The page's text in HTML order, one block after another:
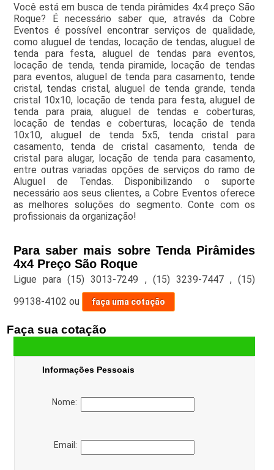
Você está em busca de tenda pirâmides 4x4 preço São
Roque? É necessário saber que, através da Cobre
Eventos é possível encontrar serviços de qualidade,
como aluguel de tendas, locação de tendas, aluguel de
tenda para festa, aluguel de tendas para eventos,
locação de tenda, tenda piramide, locação de tendas
para eventos, aluguel de tenda para casamento, tende
cristal, tendas cristal, aluguel de tenda grande, tenda
cristal 10x10, locação de tenda para festa, aluguel de
tenda para praia, aluguel de tendas e coberturas,
locação de tendas e coberturas, locação de tenda
10x10, aluguel de tenda 5x5, tenda cristal para
casamento, tenda de cristal casamento, tenda de
cristal para alugar, locação de tenda para casamento,
entre outras variadas opções de serviços do ramo de
Aluguel de Tendas. Disponibilizando o suporte
necessário aos seus clientes, a Cobre Eventos oferece
as melhores soluções do segmento. Conte com os
profissionais da organização!
Para saber mais sobre Tenda Pirâmides
4x4 Preço São Roque
Ligue para(15) 3013-7249 , (15) 3239-7447 ,(15)
99138-4102 ou faça uma cotação
Faça sua cotação
Informações Pessoais
Nome:
Email: